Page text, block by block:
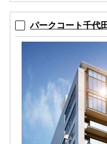
３邸登場
パークコート千代